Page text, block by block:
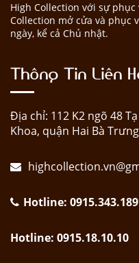
High Collection với sự
Collection mở cửa và phục
ngày, kể cả Chủ nhật.
Thông Tin Liên
Địa chỉ: 112 K2 ngõ 48
Khoa, quận Hai Bà
Hotline: 0915.343.189
Hotline: 0915.18.10.10